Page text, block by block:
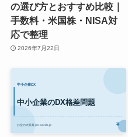
の選び方とおすすめ比較｜
手数料・米国株・NISA対
応で整理
2026年7月22日